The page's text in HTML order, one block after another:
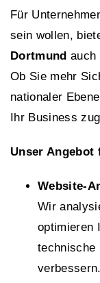
Für
sein wollen,
Dortmund auch
Ob Sie mehr
nationaler
Ihr Business
Unser Angebot
Website-
Wir
optimieren
technische
verbessern.